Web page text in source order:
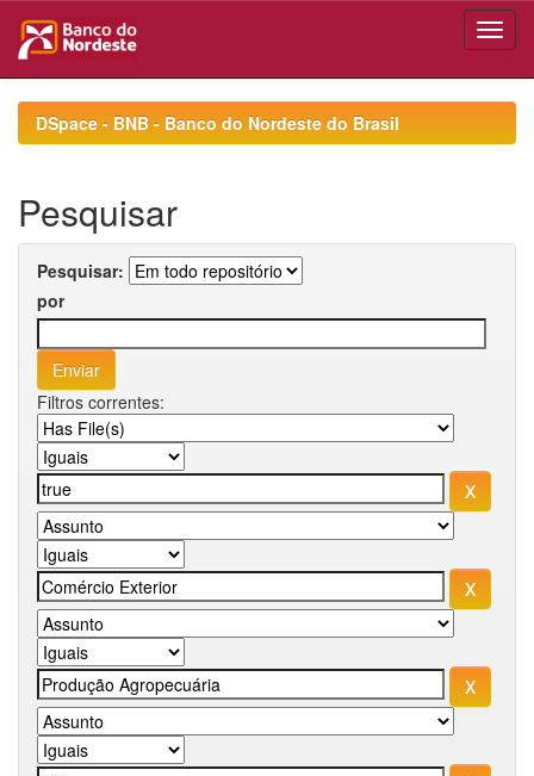
navigationDSpace - BNB - Banco do Nordeste do Brasil
Pesquisar
Pesquisar:
por
Filtros correntes: